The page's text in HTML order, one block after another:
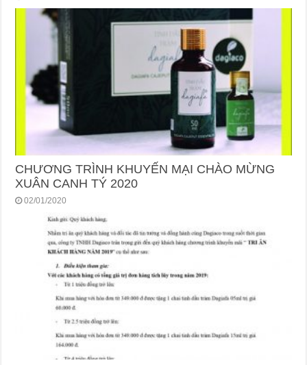
CHƯƠNG TRÌNH KHUYẾN MẠI CHÀO MỪNG
XUÂN CANH TÝ 2020
02/01/2020